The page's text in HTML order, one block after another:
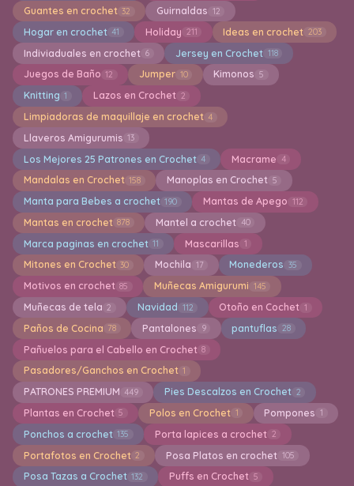
Guantes en crochet 32 Guirnaldas 12
Hogar en crochet 41 Holiday 211 Ideas en crochet 203
Indiviaduales en crochet 6 Jersey en Crochet 118
Juegos de Baño 12 Jumper 10 Kimonos 5
Knitting 1 Lazos en Crochet 2
Limpiadoras de maquillaje en crochet 4
Llaveros Amigurumis 13
Los Mejores 25 Patrones en Crochet 4 Macrame 4
Mandalas en Crochet 158 Manoplas en Crochet 5
Manta para Bebes a crochet 190 Mantas de Apego 112
Mantas en crochet 878 Mantel a crochet 40
Marca paginas en crochet 11 Mascarillas 1
Mitones en Crochet 30 Mochila 17 Monederos 35
Motivos en crochet 85 Muñecas Amigurumi 145
Muñecas de tela 2 Navidad 112 Otoño en Cochet 1
Paños de Cocina 78 Pantalones 9 pantuflas 28
Pañuelos para el Cabello en Crochet 8
Pasadores/Ganchos en Crochet 1
PATRONES PREMIUM 449 Pies Descalzos en Crochet 2
Plantas en Crochet 5 Polos en Crochet 1 Pompones 1
Ponchos a crochet 135 Porta lapices a crochet 2
Portafotos en Crochet 2 Posa Platos en crochet 105
Posa Tazas a Crochet 132 Puffs en Crochet 5